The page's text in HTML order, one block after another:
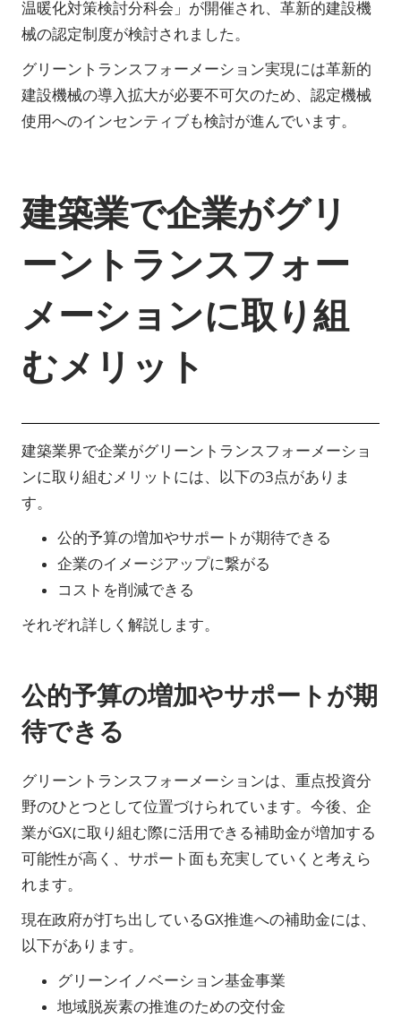
温暖化対策検討分科会」が開催され、革新的建設機
械の認定制度が検討されました。
グリーントランスフォーメーション実現には革新的
建設機械の導入拡大が必要不可欠のため、認定機械
使用へのインセンティブも検討が進んでいます。
建築業で企業がグリ
ーントランスフォー
メーションに取り組
むメリット
建築業界で企業がグリーントランスフォーメーショ
ンに取り組むメリットには、以下の3点がありま
す。
公的予算の増加やサポートが期待できる
企業のイメージアップに繋がる
コストを削減できる
それぞれ詳しく解説します。
公的予算の増加やサポートが期
待できる
グリーントランスフォーメーションは、重点投資分
野のひとつとして位置づけられています。今後、企
業がGXに取り組む際に活用できる補助金が増加する
可能性が高く、サポート面も充実していくと考えら
れます。
現在政府が打ち出しているGX推進への補助金には、
以下があります。
グリーンイノベーション基金事業
地域脱炭素の推進のための交付金